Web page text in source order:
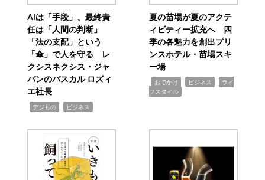
AIは「手段」、最終責
任は「人間の判断」
「法の支配」という
「傘」で人を守る レ
クシスネクシス・ジャ
パンのパスカル ロズィ
エ社長
デジもの ビジネス
夏の苗場が夏のアクテ
ィビティー拡充へ 四
季の各魅力を創出プリ
ンスホテル・苗場スキ
ー場
おでかけ ビジネス
ライ
フスタイル